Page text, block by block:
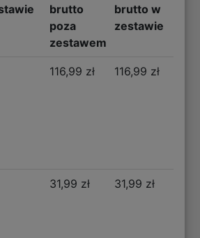
brutto
poza
zestawem
brutto w
zestawie
116,99 zł 116,99 zł
31,99 zł 31,99 zł